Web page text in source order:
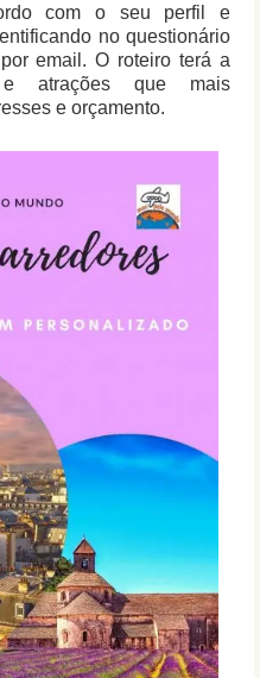
com o seu perfil e
no questionário
email. O roteiro terá a
atrações que mais
e orçamento.